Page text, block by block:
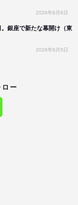
2026年8月6日
銀座で新たな幕開け（東
2026年8月5日
ロー